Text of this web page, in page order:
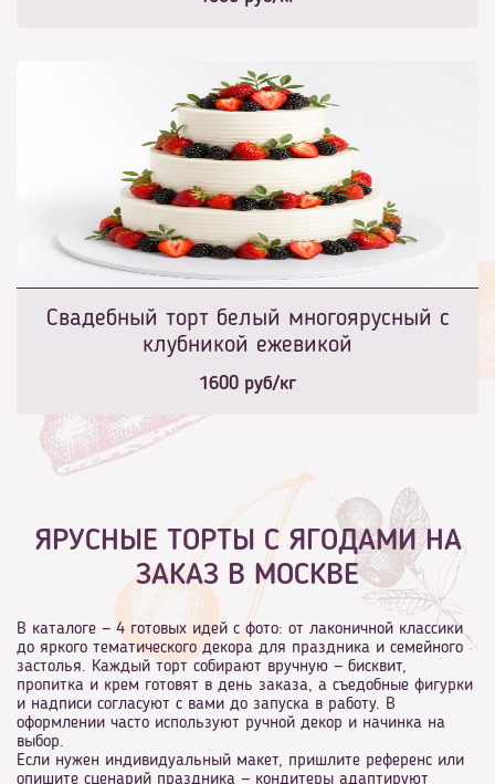
Свадебный торт белый многоярусный с
клубникой ежевикой
1600 руб/кг
ЯРУСНЫЕ ТОРТЫ С ЯГОДАМИ НА
ЗАКАЗ В МОСКВЕ
В каталоге — 4 готовых идей с фото: от лаконичной классики
до яркого тематического декора для праздника и семейного
застолья. Каждый торт собирают вручную — бисквит,
пропитка и крем готовят в день заказа, а съедобные фигурки
и надписи согласуют с вами до запуска в работу. В
оформлении часто используют ручной декор и начинка на
выбор.
Если нужен индивидуальный макет, пришлите референс или
опишите сценарий праздника — кондитеры адаптируют